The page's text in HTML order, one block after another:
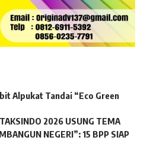
Alpukat Tandai “Eco Green
2026 USUNG TEMA
NEGERI”: 15 BPP SIAP